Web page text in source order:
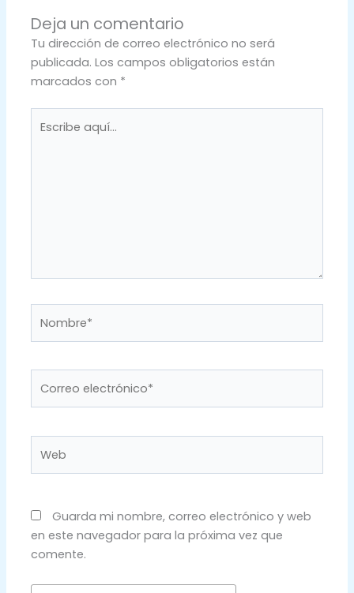
Deja un comentario
Tu dirección de correo electrónico no será
publicada. Los campos obligatorios están
marcados con *
aquí...
electrónico*
Guarda mi nombre, correo electrónico y web
en este navegador para la próxima vez que
comente.